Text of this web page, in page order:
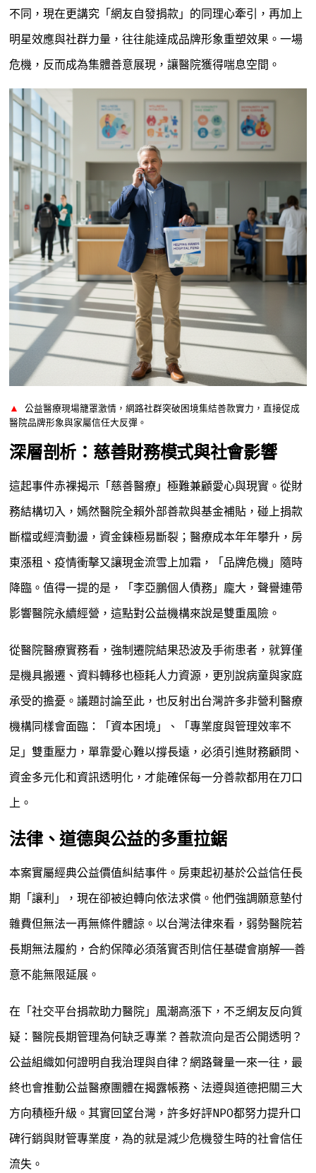
不同，現在更講究「網友自發捐款」的同理心牽引，再加上
明星效應與社群力量，往往能達成品牌形象重塑效果。一場
危機，反而成為集體善意展現，讓醫院獲得喘息空間。
▲
公益醫療現場籠罩激情，網路社群突破困境集結善款實力，直接促成
醫院品牌形象與家屬信任大反彈。
深層剖析：慈善財務模式與社會影響
這起事件赤裸揭示「慈善醫療」極難兼顧愛心與現實。從財
務結構切入，嫣然醫院全賴外部善款與基金補貼，碰上捐款
斷檔或經濟動盪，資金鍊極易斷裂；醫療成本年年攀升，房
東漲租、疫情衝擊又讓現金流雪上加霜，「品牌危機」隨時
降臨。值得一提的是，「李亞鵬個人債務」龐大，聲譽連帶
影響醫院永續經營，這點對公益機構來說是雙重風險。
從醫院醫療實務看，強制遷院結果恐波及手術患者，就算僅
是機具搬遷、資料轉移也極耗人力資源，更別說病童與家庭
承受的擔憂。議題討論至此，也反射出台灣許多非營利醫療
機構同樣會面臨：「資本困境」、「專業度與管理效率不
足」雙重壓力，單靠愛心難以撐長遠，必須引進財務顧問、
資金多元化和資訊透明化，才能確保每一分善款都用在刀口
上。
法律、道德與公益的多重拉鋸
本案實屬經典公益價值糾結事件。房東起初基於公益信任長
期「讓利」，現在卻被迫轉向依法求償。他們強調願意墊付
雜費但無法一再無條件體諒。以台灣法律來看，弱勢醫院若
長期無法履約，合約保障必須落實否則信任基礎會崩解——善
意不能無限延展。
在「社交平台捐款助力醫院」風潮高漲下，不乏網友反向質
疑：醫院長期管理為何缺乏專業？善款流向是否公開透明？
公益組織如何證明自我治理與自律？網路聲量一來一往，最
終也會推動公益醫療團體在揭露帳務、法遵與道德把關三大
方向積極升級。其實回望台灣，許多好評NPO都努力提升口
碑行銷與財管專業度，為的就是減少危機發生時的社會信任
流失。